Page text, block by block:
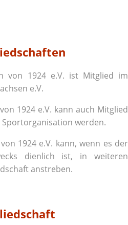
von 1924 e.V. ist Mitglied im
e.V.
1924 e.V. kann auch Mitglied
werden.
1924 e.V. kann, wenn es der
dienlich ist, in weiteren
anstreben.